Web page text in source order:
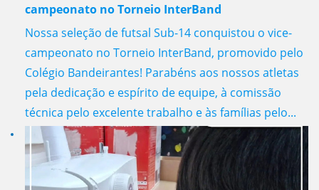
campeonato no Torneio InterBand
Nossa seleção de futsal Sub-14 conquistou o vice-
campeonato no Torneio InterBand, promovido pelo
Colégio Bandeirantes! Parabéns aos nossos atletas
pela dedicação e espírito de equipe, à comissão
técnica pelo excelente trabalho e às famílias pelo...